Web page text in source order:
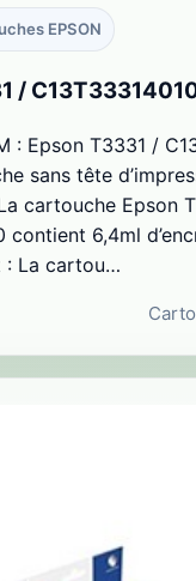
EPSON
/
: Epson T3331 /
sans tête
cartouche Epson
contient 6,4ml
: La cartou…